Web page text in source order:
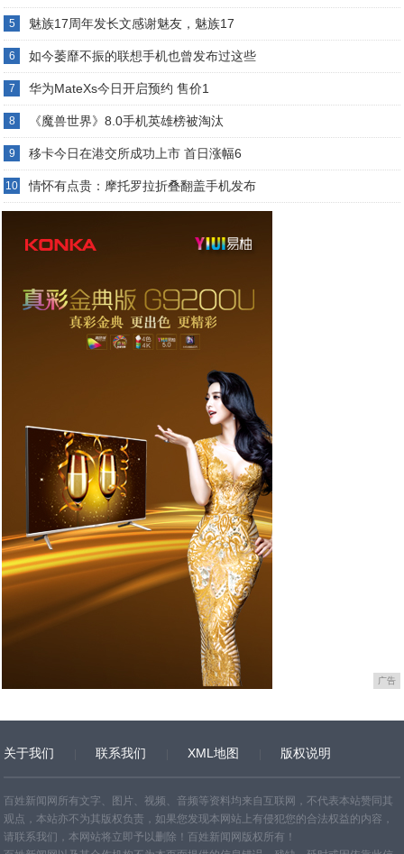
5 魅族17周年发长文感谢魅友，魅族17
6 如今萎靡不振的联想手机也曾发布过这些
7 华为MateXs今日开启预约 售价1
8 《魔兽世界》8.0手机英雄榜被淘汰
9 移卡今日在港交所成功上市 首日涨幅6
10 情怀有点贵：摩托罗拉折叠翻盖手机发布
广告
关于我们 联系我们 XML地图 版权说明
网站地图 TXT
百姓新闻网所有文字、图片、视频、音频等资料均来自互联网，不代表本站赞同其
观点，本站亦不为其版权负责，如果您发现本网站上有侵犯您的合法权益的内容，
请联系我们，本网站将立即予以删除！百姓新闻网版权所有！